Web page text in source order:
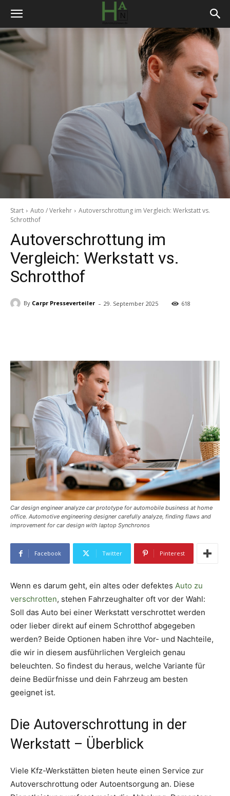
Start Auto / Verkehr
Autoverschrottung im Vergleich: Werkstatt vs.
Schrotthof
Autoverschrottung im
Vergleich: Werkstatt vs.
Schrotthof
By Carpr Presseverteiler - 29. September 2025 618
Car design engineer analyze car prototype for automobile business at home
office. Automotive engineering designer carefully analyze, finding flaws and
improvement for car design with laptop Synchronos
Facebook Twitter Pinterest
Wenn es darum geht, ein altes oder defektes Auto zu
verschrotten, stehen Fahrzeughalter oft vor der Wahl:
Soll das Auto bei einer Werkstatt verschrottet werden
oder lieber direkt auf einem Schrotthof abgegeben
werden? Beide Optionen haben ihre Vor- und Nachteile,
die wir in diesem ausführlichen Vergleich genau
beleuchten. So findest du heraus, welche Variante für
deine Bedürfnisse und dein Fahrzeug am besten
geeignet ist.
Die Autoverschrottung in der
Werkstatt – Überblick
Viele Kfz-Werkstätten bieten heute einen Service zur
Autoverschrottung oder Autoentsorgung an. Diese